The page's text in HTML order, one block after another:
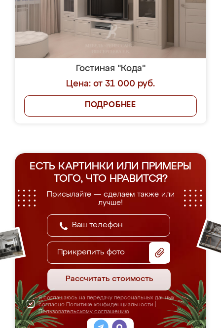
Гостиная "Кода"
Цена: от 31 000 руб.
ПОДРОБНЕЕ
ЕСТЬ КАРТИНКИ ИЛИ ПРИМЕРЫ
ТОГО, ЧТО НРАВИТСЯ?
Присылайте — сделаем также или
лучше!
Прикрепить фото
Рассчитать стоимость
Я соглашаюсь на передачу персональных данных
согласно Политике конфиденциальности
Пользовательскому соглашению